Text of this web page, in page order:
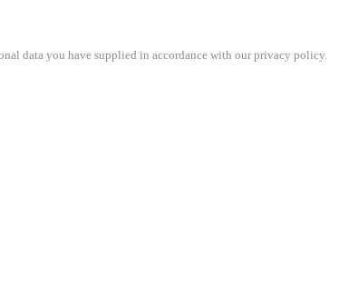
data you have supplied in accordance with our privacy policy.